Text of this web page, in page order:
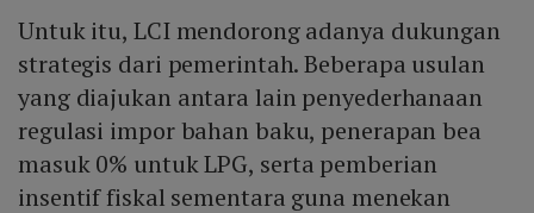
Untuk itu, LCI mendorong adanya dukungan
strategis dari pemerintah. Beberapa usulan
yang diajukan antara lain penyederhanaan
regulasi impor bahan baku, penerapan bea
masuk 0% untuk LPG, serta pemberian
insentif fiskal sementara guna menekan